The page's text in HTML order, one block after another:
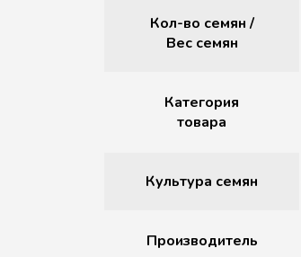
Кол-во семян /
Вес семян
Категория
товара
Культура семян
Производитель